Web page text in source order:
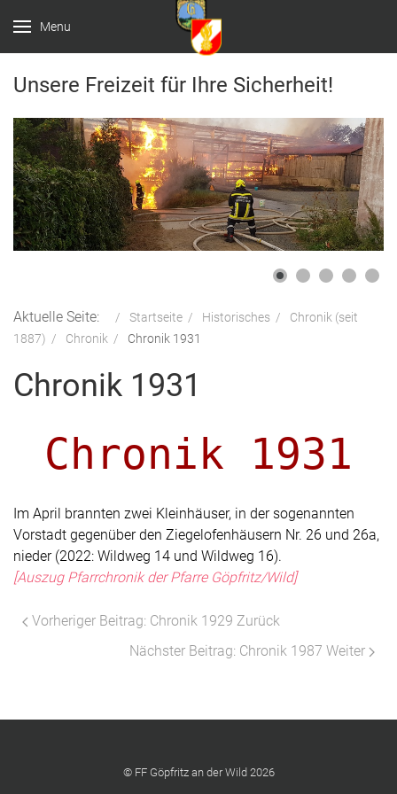
Menu
Unsere Freizeit für Ihre Sicherheit!
Aktuelle Seite: Startseite Historisches
Chronik (seit
1887)
Chronik Chronik 1931
Chronik 1931
Chronik 1931
Im April brannten zwei Kleinhäuser, in der sogenannten
Vorstadt gegenüber den Ziegelofenhäusern Nr. 26 und 26a,
nieder (2022: Wildweg 14 und Wildweg 16).
[Auszug Pfarrchronik der Pfarre Göpfritz/Wild]
Vorheriger Beitrag: Chronik 1929 Zurück
Nächster Beitrag: Chronik 1987 Weiter
© FF Göpfritz an der Wild 2026